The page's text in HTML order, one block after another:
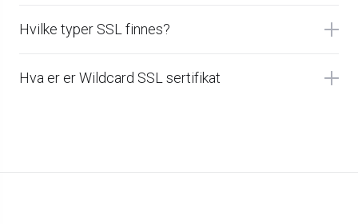
Hvilke typer SSL finnes?
Hva er er Wildcard SSL sertifikat